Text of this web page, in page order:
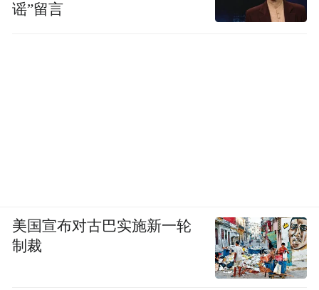
谣”留言
美国宣布对古巴实施新一轮
制裁